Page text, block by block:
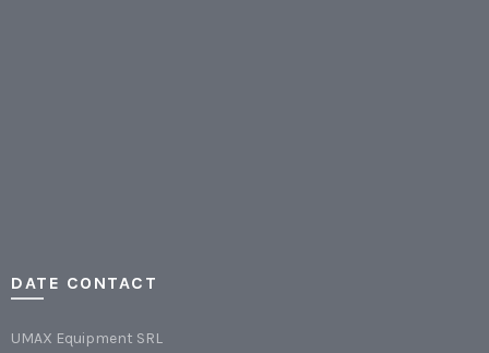
DATE CONTACT
UMAX Equipment SRL